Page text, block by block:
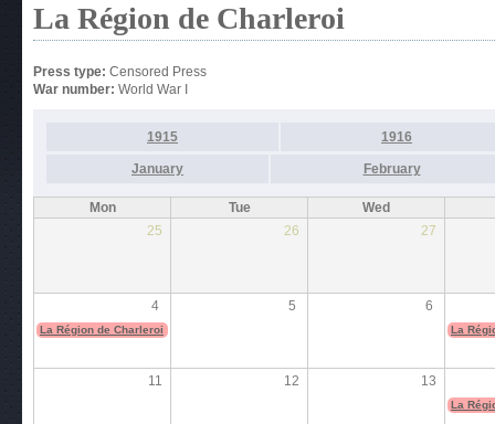
La Région de Charleroi
Press type: Censored Press
War number: World War I
1915 1916
January February
Mon Tue
Wed
25
26 27
4 5 6
La Région de Charleroi La
11 12 13
La